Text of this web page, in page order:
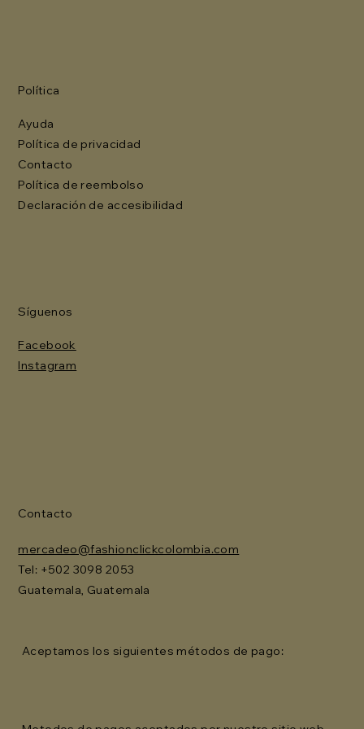
Política
Ayuda
Política de privacidad
Contacto
Política de reembolso
Declaración de accesibilidad
Síguenos
Facebook
Instagram
Contacto
mercadeo@fashionclickcolombia.com
Tel: ‪+502 3098 2053‬
Guatemala, Guatemala
Aceptamos los siguientes métodos de pago: